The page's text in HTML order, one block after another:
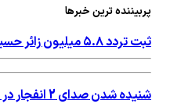
پربیننده ترین خبرها
ثبت تردد ۵.۸ میلیون زائر حسینی از مرزهای اربعینی در سفرهای رفت و برگشت
شنیده شدن صدای 2 انفجار در پایتخت افغانستان